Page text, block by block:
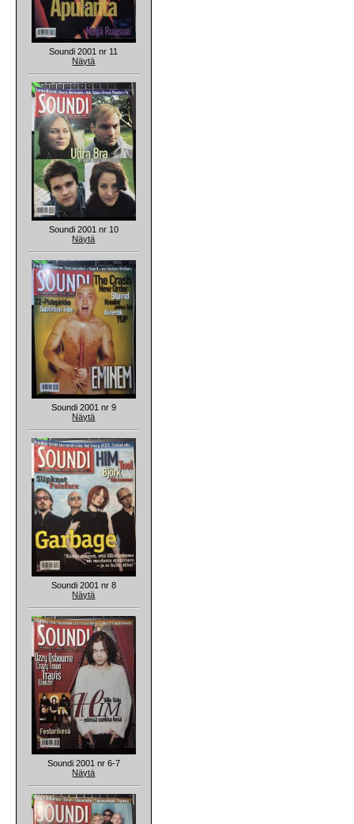
Soundi 2001 nr 11
Näytä
Soundi 2001 nr 10
Näytä
Soundi 2001 nr 9
Näytä
Soundi 2001 nr 8
Näytä
Soundi 2001 nr 6-7
Näytä